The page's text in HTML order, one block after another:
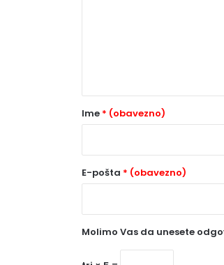
r
o
a
v
Ime * (obavezno)
E-pošta * (obavezno)
Molimo Vas da unesete